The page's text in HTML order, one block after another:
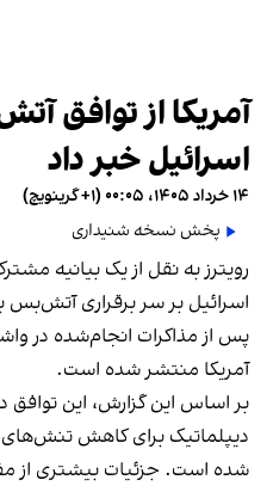
آمریکا از توافق
اسرائیل خبر داد
۱۴ خرداد ۱۴۰۵، ۰۰:۰۵ (‎+۱ گرینویچ)
پخش نسخه شنیداری
رویترز به نقل از یک بیانیه
اسرائیل بر سر برقراری آتش‌بس
پس از مذاکرات انجام‌شده در
آمریکا منتشر شده است.
بر اساس این گزارش، این
دیپلماتیک برای کاهش
شده است. جزئیات بیشتری از